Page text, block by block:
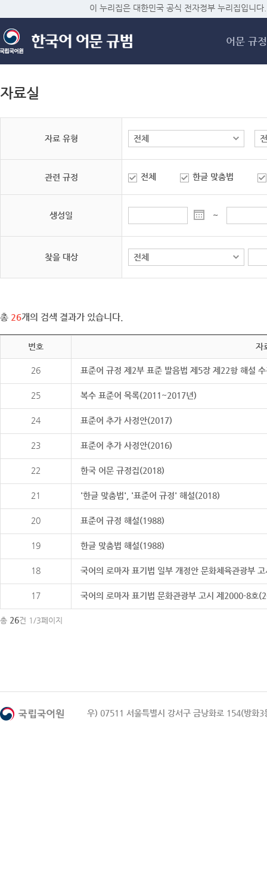
메
이 누리집은 대한민국 공식 전자정부 누리집입니다.
어문 규정
자료실
자료 유형
관련 규정 전체 한글 맞춤법
생성일 ~
찾을 대상
총 26개의 검색 결과가 있습니다.
번호 자
26 표준어 규정 제2부 표준 발음법 제5장 제22항 해설
25 복수 표준어 목록(2011~2017년)
24 표준어 추가 사정안(2017)
23 표준어 추가 사정안(2016)
22 한국 어문 규정집(2018)
21 '한글 맞춤법', '표준어 규정' 해설(2018)
20 표준어 규정 해설(1988)
19 한글 맞춤법 해설(1988)
18 국어의 로마자 표기법 일부 개정안 문화체육관광부
17 국어의 로마자 표기법 문화관광부 고시 제2000-8호
총 26건 1/3페이지
우) 07511 서울특별시 강서구 금낭화로 154(방화3